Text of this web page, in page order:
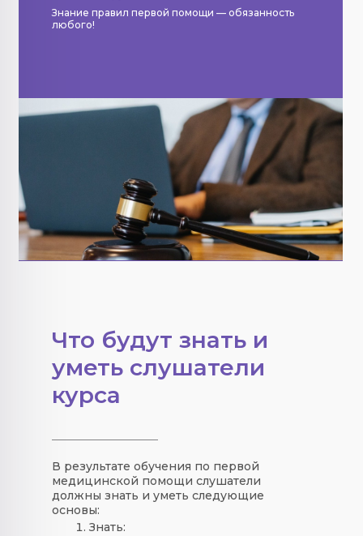
Знание правил первой помощи — обязанность
любого!
Что будут знать и
уметь слушатели
курса
В результате обучения по первой
медицинской помощи слушатели
должны знать и уметь следующие
основы:
Знать: